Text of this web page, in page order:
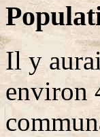
Il y
environ